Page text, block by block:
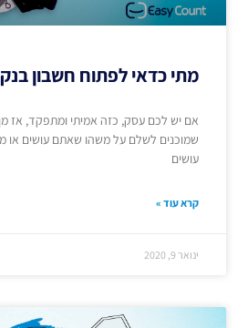
מתי כדאי לפתוח חשבון
אם יש לכם עסק, כזה אמיתי ומתפקד, אז
שמוכנים לשלם על משהו שאתם עושים
עושים
קרא עוד »
ינואר 9, 2020